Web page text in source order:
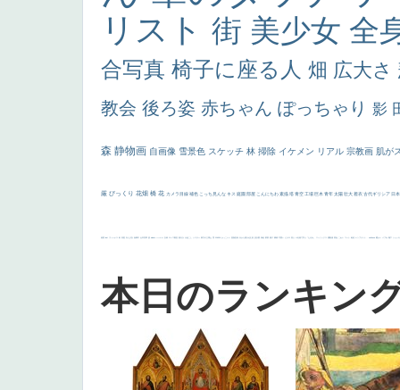
リスト 街 美少女 全
合写真 椅子に座る人 畑 広大さ
教会 後ろ姿 赤ちゃん ぽっちゃり 影
森 静物画 自画像 雪景色 スケッチ 林 掃除 イケメン リアル 宗教画 肌が
厳 びっくり 花畑 橋 花 カメラ目線 補色 こっち見んな キス 庭園 部屋 こんにちわ 素描 塔 青空 工場 巨木 青年 太陽 壮大 着衣 古代ギリシア 日
画質 last ヴィーナス 剣 白人少女 食事中 山本芳翠 麦 alciato ハーレム 女神 ローマ教皇 奥行き 火起こし シスター 東方の三博士 114514 かっこいい 受胎告知 天から覗き込む顔 設計図 挿絵 群衆 親子 裸婦 可愛い ピサロ ＃名画で学ぶ「たるみ」 ニーソックス 躍動感 黄色 こわい コート 畦道 レンブラント・ sekkusu 暖かい バブみ 靴下 ショッ
本日のランキン